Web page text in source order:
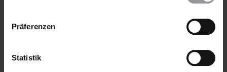
Präferenzen
Statistik
Schlagworte
Flüchtlinge & Asyl